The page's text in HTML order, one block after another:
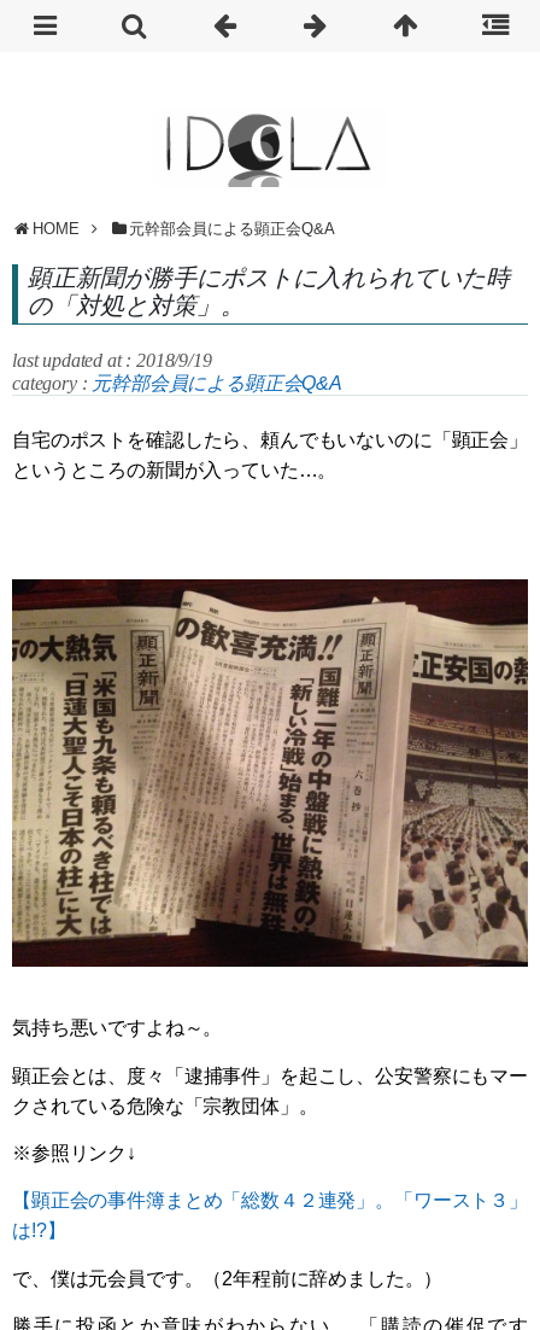
HOME 元幹部会員による顕正会Q&A
顕正新聞が勝手にポストに入れられていた時
の「対処と対策」。
last updated at : 2018/9/19
category : 元幹部会員による顕正会Q&A
自宅のポストを確認したら、頼んでもいないのに「顕正会」
というところの新聞が入っていた…。
気持ち悪いですよね～。
顕正会とは、度々「逮捕事件」を起こし、公安警察にもマー
クされている危険な「宗教団体」。
※参照リンク↓
【顕正会の事件簿まとめ「総数４２連発」。「ワースト３」
は!?】
で、僕は元会員です。（2年程前に辞めました。）